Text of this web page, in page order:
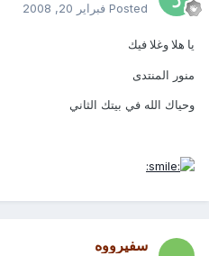
Posted فبراير 20, 2008
يا هلا وغلا فيك
منور المنتدى
وحياك الله في بيتك الثاني
سفيرووه